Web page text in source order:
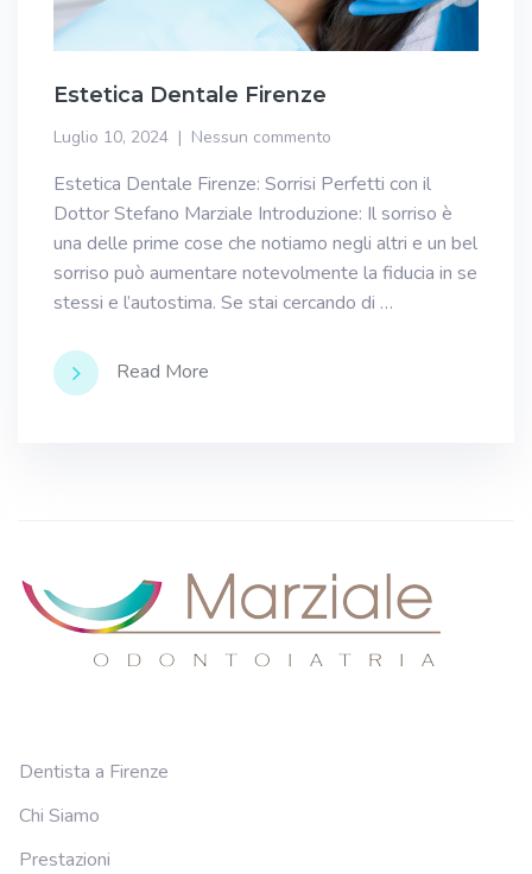
Estetica Dentale Firenze
Luglio 10, 2024 Nessun commento
Estetica Dentale Firenze: Sorrisi Perfetti con il
Dottor Stefano Marziale Introduzione: Il sorriso è
una delle prime cose che notiamo negli altri e un bel
sorriso può aumentare notevolmente la fiducia in se
stessi e l’autostima. Se stai cercando di …
Read More
Dentista a Firenze
Chi Siamo
Prestazioni